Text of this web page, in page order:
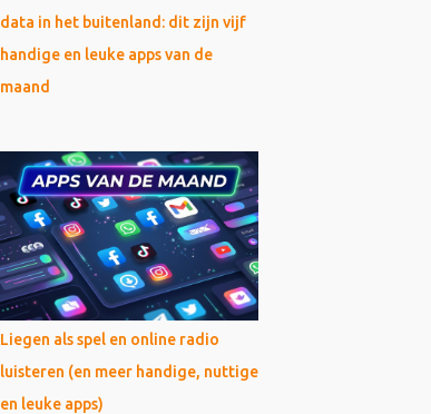
data in het buitenland: dit zijn vijf
handige en leuke apps van de
maand
Liegen als spel en online radio
luisteren (en meer handige, nuttige
en leuke apps)